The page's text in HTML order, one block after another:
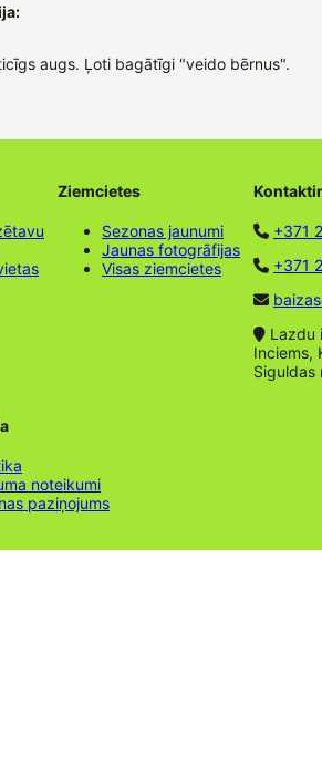
augs. Ļoti bagātīgi "veido bērnus".
Ziemcietes
Sezonas jaunumi
Jaunas fotogrāfijas
Visas ziemcietes
+371
+371
Lazdu
Inciems,
Siguldas
noteikumi
paziņojums